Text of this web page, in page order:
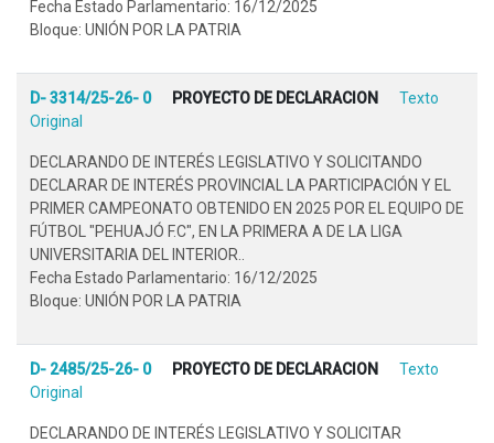
Fecha Estado Parlamentario: 16/12/2025
Bloque: UNIÓN POR LA PATRIA
D- 3314/25-26- 0 PROYECTO DE DECLARACION
Texto
Original
DECLARANDO DE INTERÉS LEGISLATIVO Y SOLICITANDO
DECLARAR DE INTERÉS PROVINCIAL LA PARTICIPACIÓN Y EL
PRIMER CAMPEONATO OBTENIDO EN 2025 POR EL EQUIPO DE
FÚTBOL "PEHUAJÓ F.C", EN LA PRIMERA A DE LA LIGA
UNIVERSITARIA DEL INTERIOR..
Fecha Estado Parlamentario: 16/12/2025
Bloque: UNIÓN POR LA PATRIA
D- 2485/25-26- 0 PROYECTO DE DECLARACION
Texto
Original
DECLARANDO DE INTERÉS LEGISLATIVO Y SOLICITAR